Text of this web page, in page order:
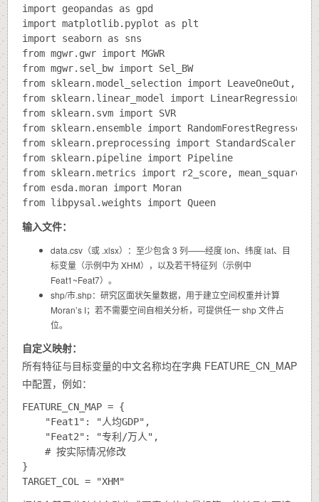
import geopandas as gpd
import matplotlib.pyplot as plt
import seaborn as sns
from mgwr.gwr import MGWR
from mgwr.sel_bw import Sel_BW
from sklearn.model_selection import LeaveOneOut,
from sklearn.linear_model import LinearRegression,
from sklearn.svm import SVR
from sklearn.ensemble import
from sklearn.preprocessing import StandardScaler
from sklearn.pipeline import Pipeline
from sklearn.metrics import r2_score,
from esda.moran import Moran
输入文件：
data.csv （或 .xlsx）：至少包含 3 列——经度lon、纬度lat、目
标变量（示例中为 XHM），以及若干特征列（示例中
Feat1~Feat7）。
shp/市.shp：研究区面状矢量数据，用于建立空间权重并计算
Moran’s I；若不需要空间自相关分析，可提供任一 shp 文件占
位。
自定义映射：
所有特征与目标变量的中文名称均在字典 FEATURE_CN_MAP
中配置，例如：
FEATURE_CN_MAP = {
    "Feat1": "人均GDP",
    "Feat2": "专利/万人",
    # 按实际情况修改
}